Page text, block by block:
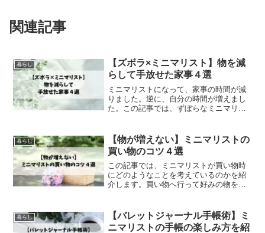
関連記事
暮らし
【ズボラ×ミニマリスト】物を減
らして手放せた家事４選
ミニマリストになって、家事の時間が減
りました。逆に、自分の時間が増えまし
た。この記事では、ずぼらなミニマリス
に家事をしてのんびり暮らすミニマリス
ト生活を紹介します！
暮らし
【物が増えない】ミニマリストの
買い物のコツ４選
この記事では、ミニマリストが買い物時
にどのようなことを考えているのかを紹
介します。買い物へ行って好みの物を見
が、どのような考えを元にして物の量を
維持しているのかを紹介します！
暮らし
【バレットジャーナル手帳術】ミ
ニマリストの手帳の楽しみ方を紹